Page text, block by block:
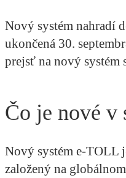
Nový systém nahradí
ukončená 30.
prejsť na nový systém
Čo je nové v
Nový systém e-TOLL
založený na